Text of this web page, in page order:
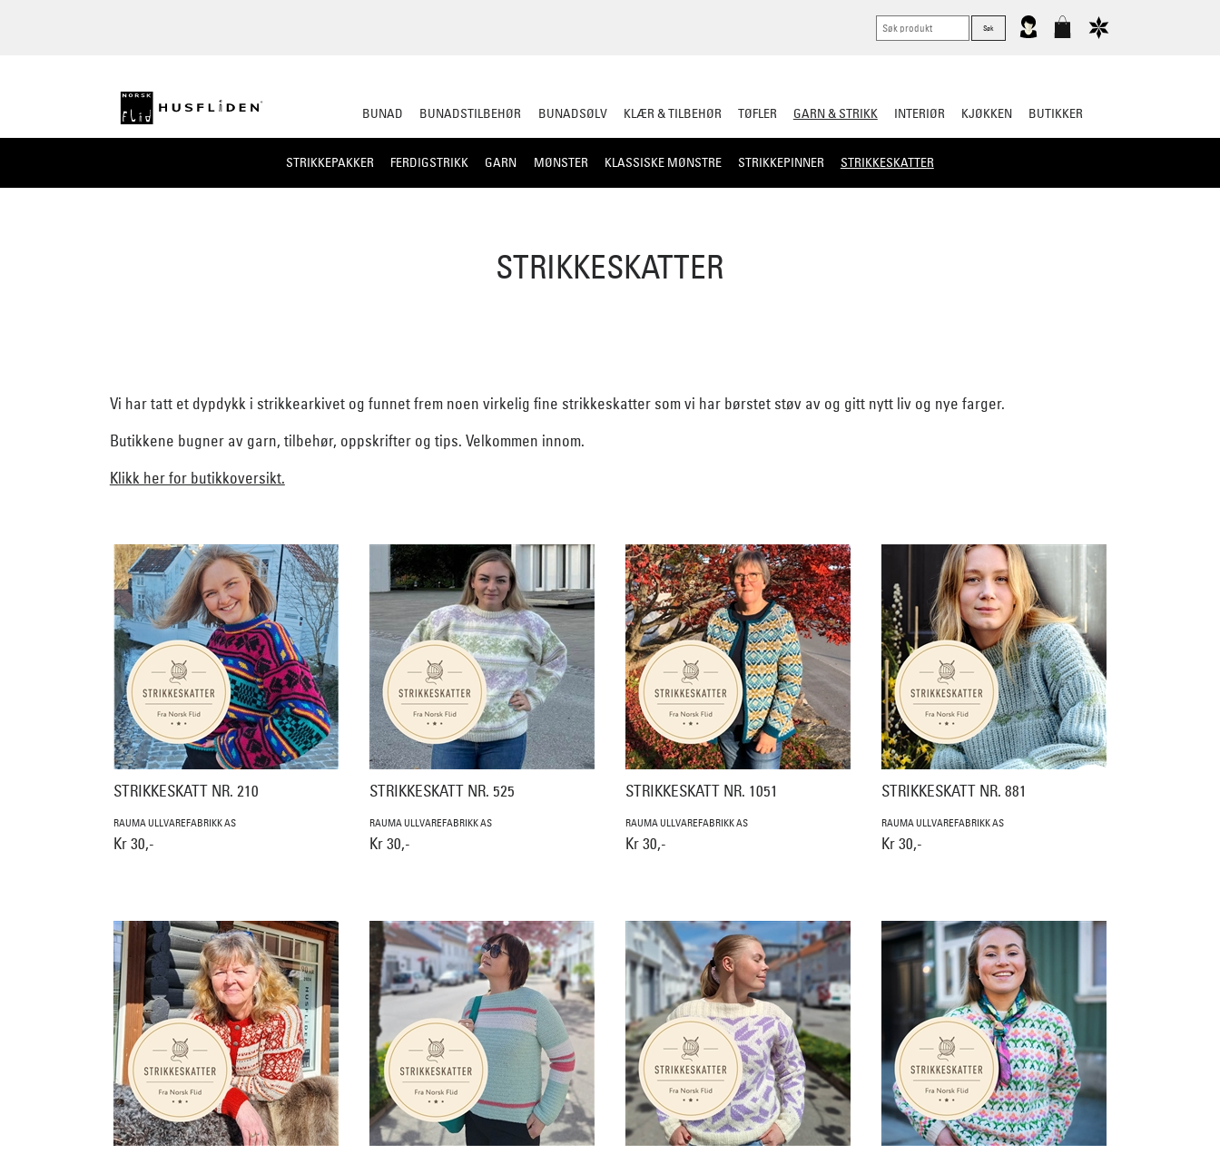
BUNAD BUNADSTILBEHØR BUNADSØLV KLÆR & TILBEHØR TØFLER GARN & STRIKK
STRIKKEPAKKER FERDIGSTRIKK GARN MØNSTER KLASSISKE MØNSTRE STRIKKEPINNER STRIKKESKATTER
INTERIØR KJØKKEN BUTIKKER
STRIKKESKATTER
Vi har tatt et dypdykk i strikkearkivet og funnet frem noen virkelig fine strikkeskatter som vi har børstet støv av og gitt nytt liv og nye farger.
Butikkene bugner av garn, tilbehør, oppskrifter og tips. Velkommen innom.
Klikk her for butikkoversikt.
STRIKKESKATT NR. 210
RAUMA ULLVAREFABRIKK AS
Kr 30,-
STRIKKESKATT NR. 525
RAUMA ULLVAREFABRIKK AS
Kr 30,-
STRIKKESKATT NR. 1051
RAUMA ULLVAREFABRIKK AS
Kr 30,-
STRIKKESKATT NR. 881
RAUMA ULLVAREFABRIKK AS
Kr 30,-